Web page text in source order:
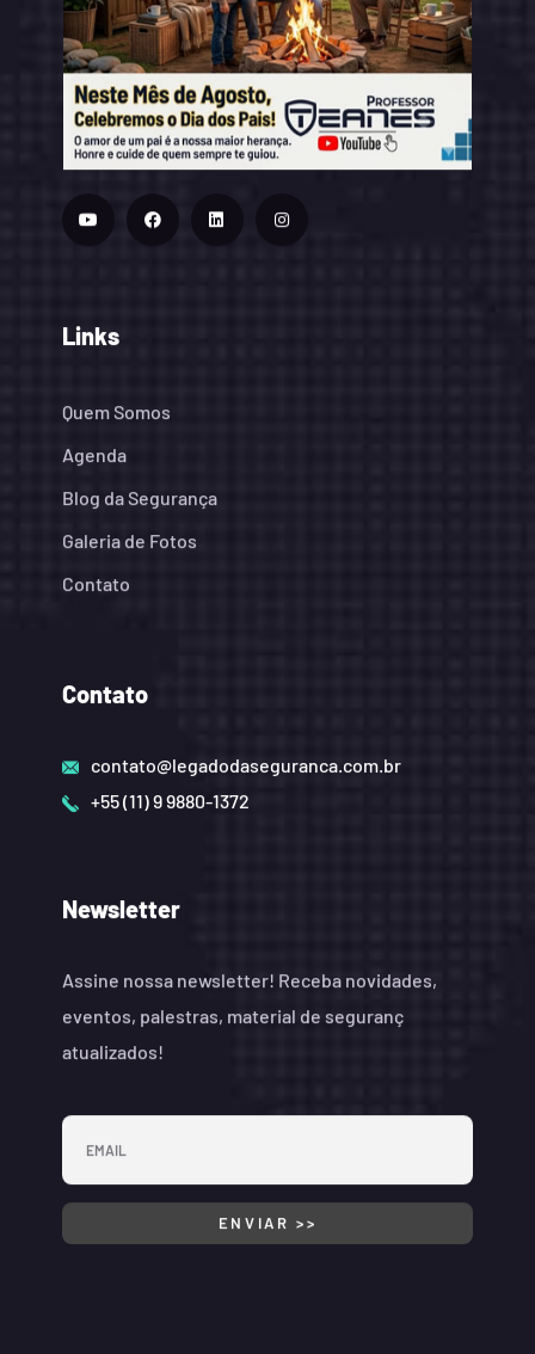
Links
Quem Somos
Agenda
Blog da Segurança
Galeria de Fotos
Contato
Contato
contato@legadodaseguranca.com.br
+55 (11) 9 9880-1372
Newsletter
Assine nossa newsletter! Receba novidades,
eventos, palestras, material de seguranç
atualizados!